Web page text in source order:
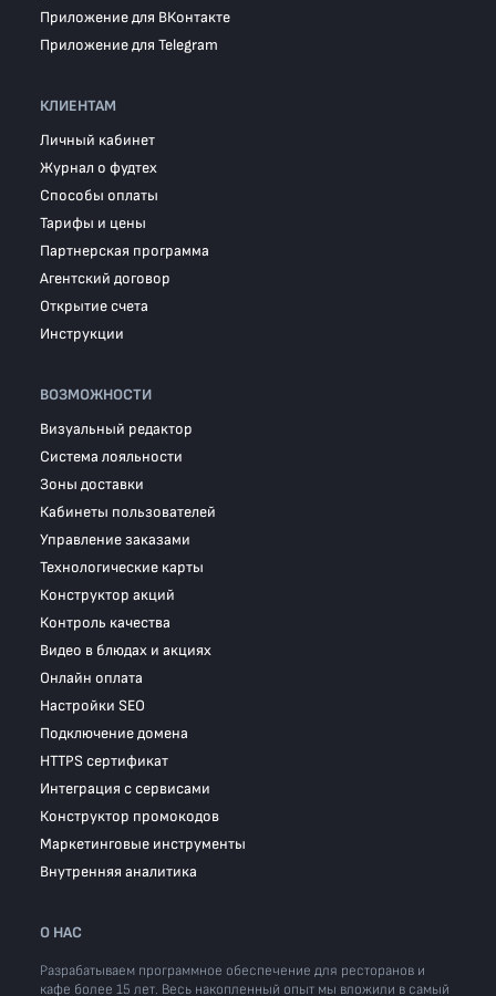
Приложение для ВКонтакте
Приложение для Telegram
КЛИЕНТАМ
Личный кабинет
Журнал о фудтех
Способы оплаты
Тарифы и цены
Партнерская программа
Агентский договор
Открытие счета
Инструкции
ВОЗМОЖНОСТИ
Визуальный редактор
Система лояльности
Зоны доставки
Кабинеты пользователей
Управление заказами
Технологические карты
Конструктор акций
Контроль качества
Видео в блюдах и акциях
Онлайн оплата
Настройки SEO
Подключение домена
HTTPS сертификат
Интеграция с сервисами
Конструктор промокодов
Маркетинговые инструменты
Внутренняя аналитика
О НАС
Разрабатываем программное обеспечение для ресторанов и
кафе более 15 лет. Весь накопленный опыт мы вложили в самый